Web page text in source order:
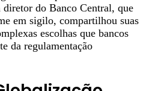
do Banco Central, que
em sigilo, compartilhou suas
escolhas que bancos
da regulamentação